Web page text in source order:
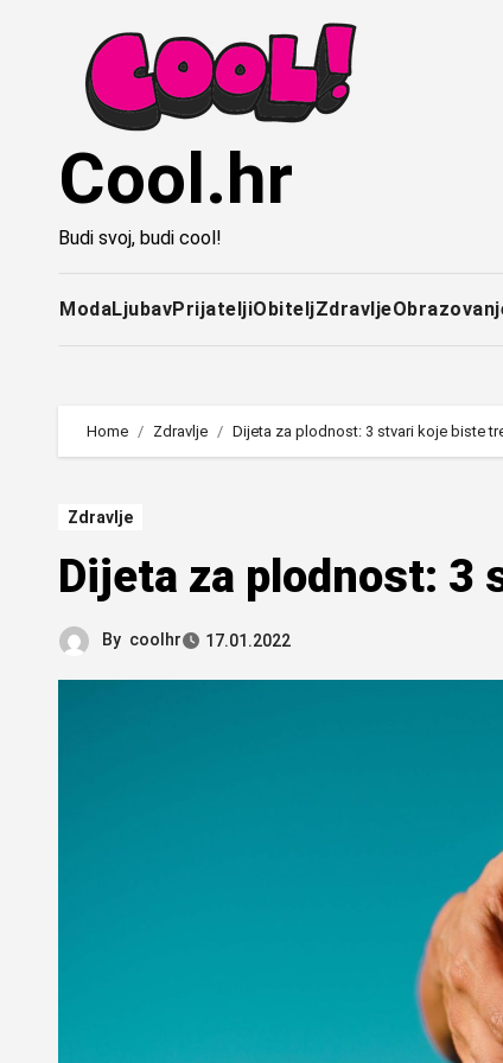
Cool.hr
Budi svoj, budi cool!
ModaLjubavPrijateljiObiteljZdravlje
Home Zdravlje Dijeta za plodnost: 3 stvari koje biste
Zdravlje
Dijeta za plodnost:
By coolhr 17.01.2022